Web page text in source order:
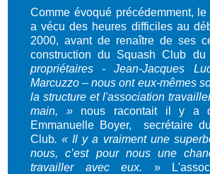
Comme évoqué précédemment,
a vécu des heures difficiles au
2000, avant de renaître de ses
construction du Squash Club
propriétaires - Jean-Jacques
Marcuzzo – nous ont eux-mêmes
la structure et l'association
main, » nous racontait il y a
Emmanuelle Boyer, secrétaire
Club. « Il y a vraiment une
nous, c’est pour nous une
travailler avec eux. »